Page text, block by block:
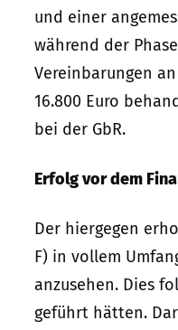
und einer
während der
Vereinbarungen
16.800 Euro
bei der GbR.
Erfolg vor dem
Der hiergegen
F) in vollem
anzusehen. Dies
geführt hätten.